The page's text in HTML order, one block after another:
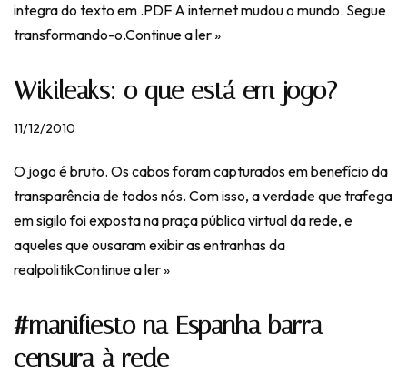
integra do texto em .PDF A internet mudou o mundo. Segue
transformando-o.Continue a ler »
Wikileaks: o que está em jogo?
11/12/2010
O jogo é bruto. Os cabos foram capturados em benefício da
transparência de todos nós. Com isso, a verdade que trafega
em sigilo foi exposta na praça pública virtual da rede, e
aqueles que ousaram exibir as entranhas da
realpolitikContinue a ler »
#manifiesto na Espanha barra
censura à rede